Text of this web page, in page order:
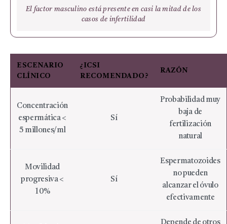
El factor masculino está presente en casi la mitad de los
casos de infertilidad
ESCENARIO
CLÍNICO
¿ICSI
RECOMENDADO?
RAZÓN
Concentración
espermática <
5 millones/ml
Sí
Probabilidad muy
baja de
fertilización
natural
Movilidad
progresiva <
10%
Sí
Espermatozoides
no pueden
alcanzar el óvulo
efectivamente